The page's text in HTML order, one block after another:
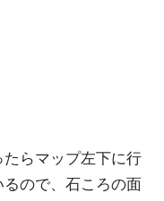
らマップ左下に行
ので、石ころの面